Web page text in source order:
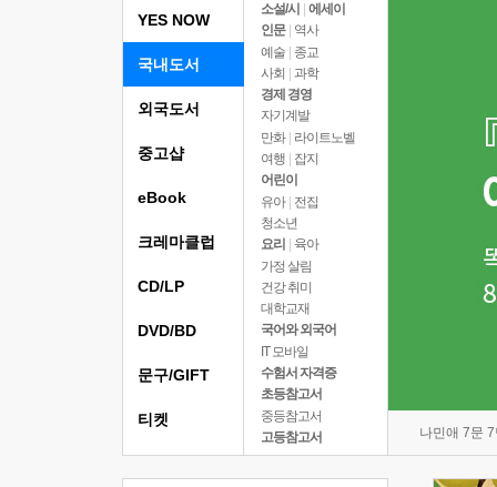
YES NOW
국내도서
소설/시
에세이
인문
역사
예술 | 종교
사회 | 과학
경제 경영
자기계발
만화 | 라이트노벨
여행
잡지
어린이
유아 | 전집
청소년
요리
육아
가정 살림
건강 취미
대학교재
국어와 외국어
IT 모바일
수험서 자격증
초등참고서
중등참고서
고등참고서
나민애 7문
외국도서
중고샵
eBook
크레마클럽
CD/LP
DVD/BD
문구/GIFT
티켓